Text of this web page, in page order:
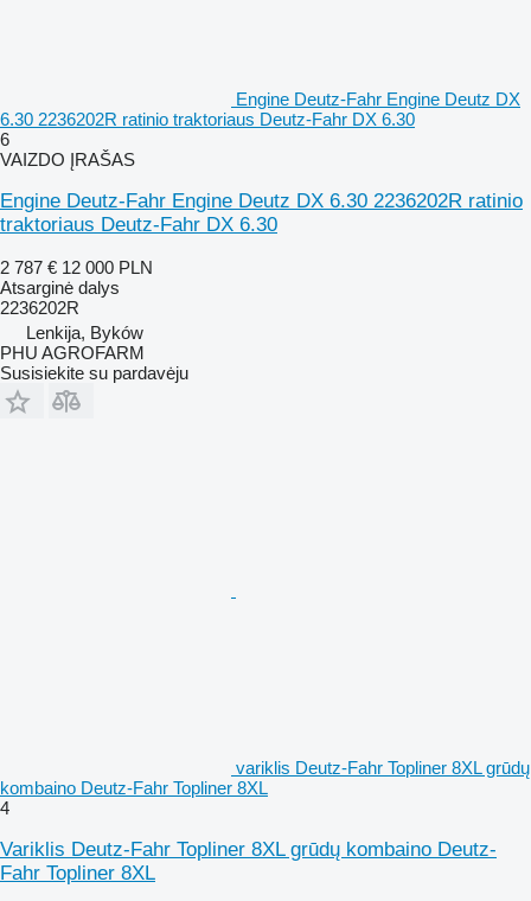
Engine Deutz-Fahr Engine Deutz DX
6.30 2236202R ratinio traktoriaus Deutz-Fahr DX 6.30
6
VAIZDO ĮRAŠAS
Engine Deutz-Fahr Engine Deutz DX 6.30 2236202R ratinio
traktoriaus Deutz-Fahr DX 6.30
2 787 € 12 000 PLN
Atsarginė dalys
2236202R
Lenkija, Byków
PHU AGROFARM
Susisiekite su pardavėju
variklis Deutz-Fahr Topliner 8XL grūdų
kombaino Deutz-Fahr Topliner 8XL
4
Variklis Deutz-Fahr Topliner 8XL grūdų kombaino Deutz-
Fahr Topliner 8XL